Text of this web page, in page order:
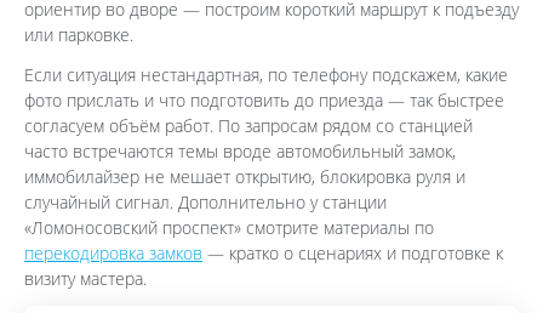
ориентир во дворе — построим короткий маршрут к подъезду
или парковке.
Если ситуация нестандартная, по телефону подскажем, какие
фото прислать и что подготовить до приезда — так быстрее
согласуем объём работ. По запросам рядом со станцией
часто встречаются темы вроде автомобильный замок,
иммобилайзер не мешает открытию, блокировка руля и
случайный сигнал. Дополнительно у станции
«Ломоносовский проспект» смотрите материалы по
перекодировка замков — кратко о сценариях и подготовке к
визиту мастера.